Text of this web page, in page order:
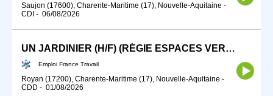
Saujon (17600), Charente-Maritime (17), Nouvelle-Aquitaine -
CDI - 06/08/2026
UN JARDINIER (H/F) (RÉGIE ESPACES VERTS)
Emploi France Travail
Royan (17200), Charente-Maritime (17), Nouvelle-Aquitaine -
CDD - 01/08/2026